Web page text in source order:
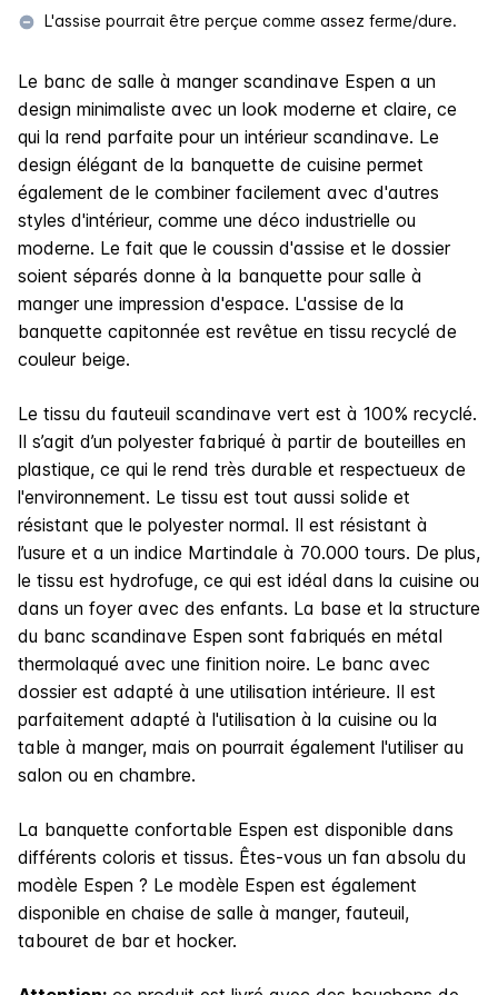
L'assise pourrait être perçue comme assez ferme/dure.
Le banc de salle à manger scandinave Espen a un
design minimaliste avec un look moderne et claire, ce
qui la rend parfaite pour un intérieur scandinave. Le
design élégant de la banquette de cuisine permet
également de le combiner facilement avec d'autres
styles d'intérieur, comme une déco industrielle ou
moderne. Le fait que le coussin d'assise et le dossier
soient séparés donne à la banquette pour salle à
manger une impression d'espace. L'assise de la
banquette capitonnée est revêtue en tissu recyclé de
couleur beige.
Le tissu du fauteuil scandinave vert est à 100% recyclé.
Il s’agit d’un polyester fabriqué à partir de bouteilles en
plastique, ce qui le rend très durable et respectueux de
l'environnement. Le tissu est tout aussi solide et
résistant que le polyester normal. Il est résistant à
l’usure et a un indice Martindale à 70.000 tours. De plus,
le tissu est hydrofuge, ce qui est idéal dans la cuisine ou
dans un foyer avec des enfants. La base et la structure
du banc scandinave Espen sont fabriqués en métal
thermolaqué avec une finition noire. Le banc avec
dossier est adapté à une utilisation intérieure. Il est
parfaitement adapté à l'utilisation à la cuisine ou la
table à manger, mais on pourrait également l'utiliser au
salon ou en chambre.
La banquette confortable Espen est disponible dans
différents coloris et tissus. Êtes-vous un fan absolu du
modèle Espen ? Le modèle Espen est également
disponible en chaise de salle à manger, fauteuil,
tabouret de bar et hocker.